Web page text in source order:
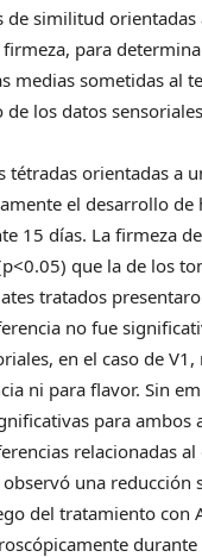
similitud orientadas
para
medias sometidas al
los datos
tétradas orientadas a
el desarrollo de
15 días. La firmeza
que la de los
tratados
no fue
en el caso de
ni para flavor. Sin
para ambos
relacionadas
una reducción
del tratamiento con